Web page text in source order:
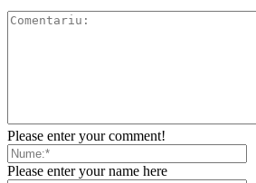
Please enter your comment!
Please enter your name here